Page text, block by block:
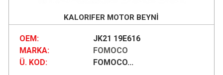
KALORIFER MOTOR BEYNİ
OEM:
JK21 19E616
MARKA:
FOMOCO
Ü. KOD:
FOMOCO...